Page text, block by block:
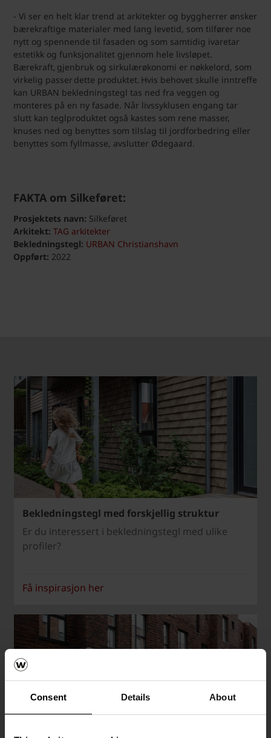
Consent Details About
- Vi ser en helt klar trend at arkitekter og byggherrer ønsker
bærekraftige materialer med lang levetid, som tilfører noe
nytt og spennende til fasaden og som samtidig ivaretar
estetikk og funksjonalitet gjennom hele livsløpet.
Bærekraft, gjenbruk og sirkulærøkonomi er nøkkelord, som
virkelig passer dette produktet. Hvis behovet skulle inntreffe
kan URBAN bekledningstegl tas ned fra veggen og
monteres på en ny fasade. Når livssyklusen engang tar
slutt kan teglproduktet også kastes som rene masser,
knuses ned og benyttes som tilslag til jordforbedring eller
benyttes som fyllmasse, avslutter Ødegaard.
FAKTA om Silkeføret:
Prosjektets navn: Silkeføret
Arkitekt: TAG arkitekter
Bekledningstegl: URBAN Christianshavn
Oppført: 2022
Bekledningstegl med forskjellig struktur
Er du interessert i bekledningstegl med ulike
profiler?
Få inspirasjon her